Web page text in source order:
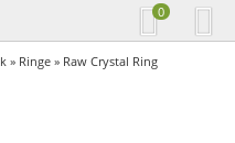
0
» Ringe » Raw Crystal Ring